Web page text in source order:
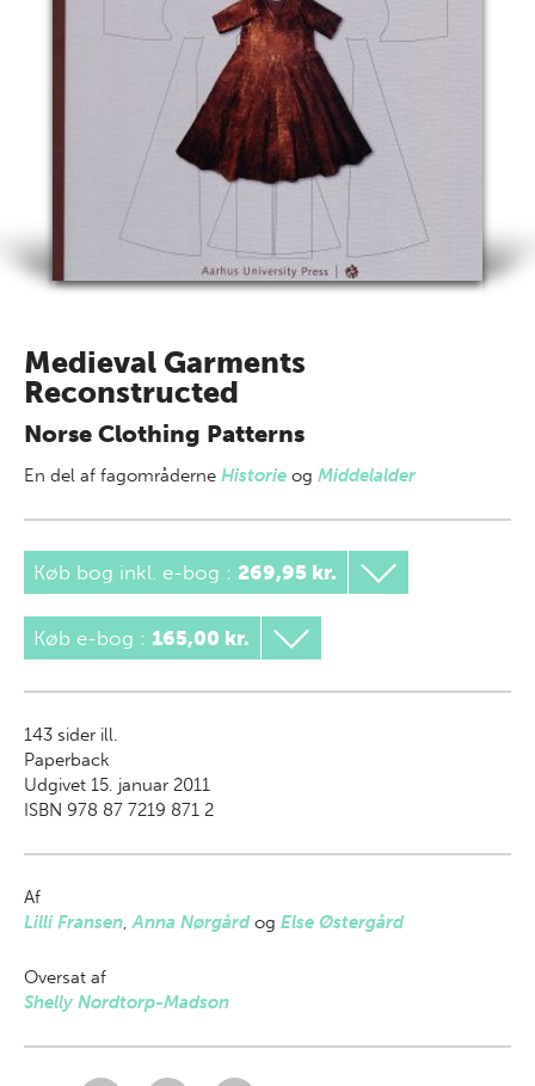
Medieval Garments
Reconstructed
Norse Clothing Patterns
En del af fagområderne Historie og Middelalder
Køb bog inkl. e-bog : 269,95 kr.
Køb e-bog : 165,00 kr.
143 sider ill.
Paperback
Udgivet 15. januar 2011
ISBN 978 87 7219 871 2
Af
Lilli Fransen,Anna Nørgårdog Else Østergård
Oversat af
Shelly Nordtorp-Madson